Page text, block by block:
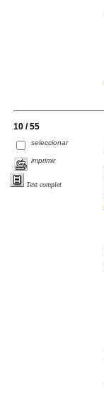
10 / 55
seleccionar
imprimir
Text complet